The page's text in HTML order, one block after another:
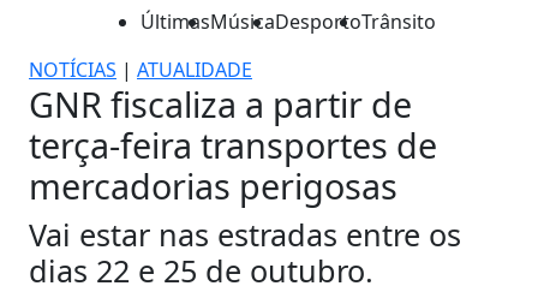
ÚltimasMúsicaDesportoTrânsito
NOTÍCIAS | ATUALIDADE
GNR fiscaliza a partir de
terça-feira transportes de
mercadorias perigosas
Vai estar nas estradas entre os
dias 22 e 25 de outubro.